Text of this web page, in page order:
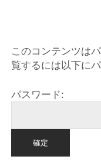
このコンテンツは
覧するには以下に
パスワード: